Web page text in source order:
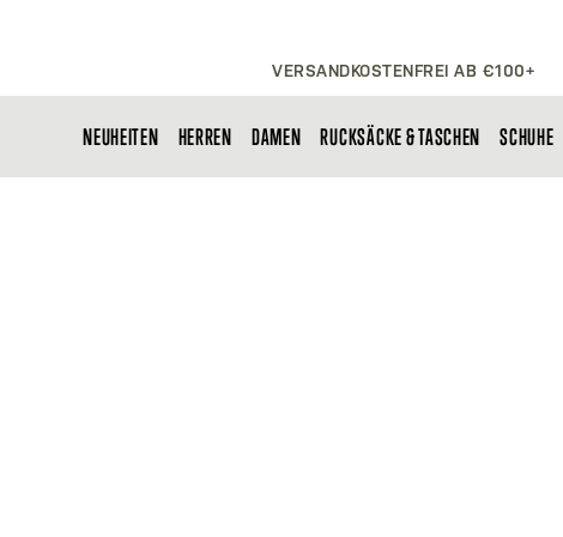
VERSANDKOSTENFREI AB €100+
NEUHEITEN HERREN DAMEN RUCKSÄCKE & TASCHEN SCHUHE